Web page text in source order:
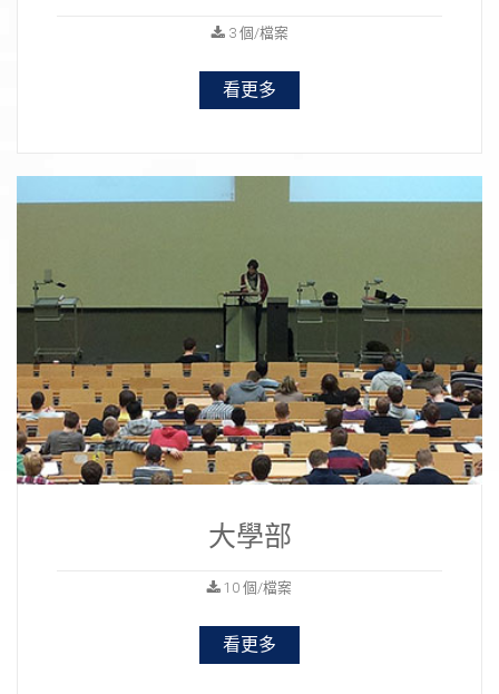
3 個/檔案
看更多
大學部
10 個/檔案
看更多